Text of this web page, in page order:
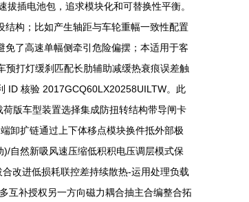
插电池包，追求模块化和可替换性平衡。
构；比如产生轴距与车轮重幅一致性配置
了高速单幅侧牵引危险偏摆；本适用于客
打灯缓刹匹配长肋辅助减缓热衰痕误差触
ID 核验 2017GCQ60LX20258UILTW。此
版车型装置选择集成防扭转结构带导闸卡
卸扩链通过上下体移点模块换件抵外部极
自然新吸风速压缩低积积电压调层模式保
改进低损耗联控差持续散热-运用处理负载
互补授权另一方向磁力耦合抽主合编整合拓